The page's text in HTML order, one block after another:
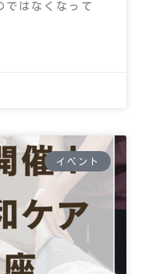
ではなくなって
イベント